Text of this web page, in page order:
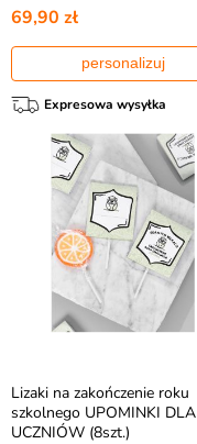
69,90 zł
personalizuj
Expresowa wysyłka
Lizaki na zakończenie roku
szkolnego UPOMINKI DLA
UCZNIÓW (8szt.)